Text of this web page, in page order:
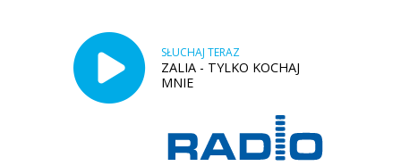
SŁUCHAJ TERAZ
ZALIA - TYLKO KOCHAJ
MNIE